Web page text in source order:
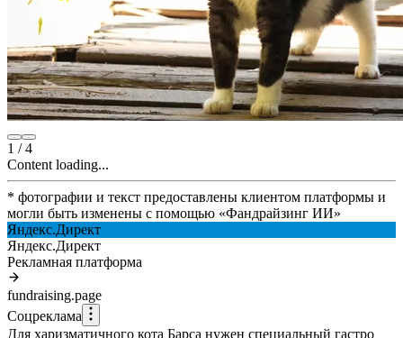
1 /4
Content loading...
* фотографии и текст предоставлены клиентом платформы и
могли быть изменены с помощью «Фандрайзинг ИИ»
Яндекс.Директ
Яндекс.Директ
Рекламная платформа
fundraising.page
Соцреклама
Для харизматичного кота Барса нужен специальный гастро